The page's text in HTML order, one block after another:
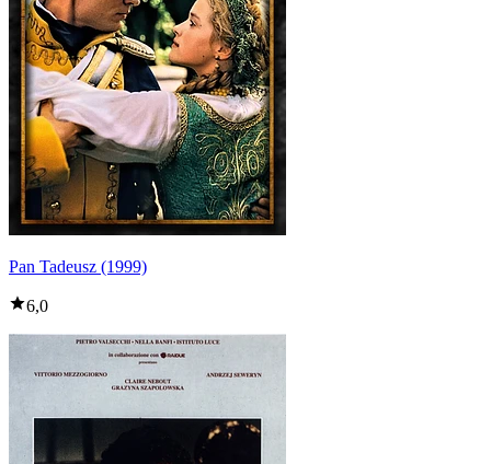
Pan Tadeusz (1999)
6,0